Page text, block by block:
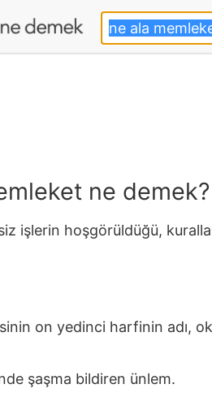
ne demek?
işlerin hoşgörüldüğü,
on yedinci harfinin adı,
şaşma bildiren ünlem.